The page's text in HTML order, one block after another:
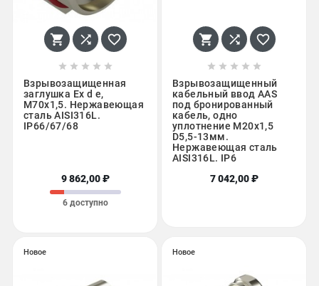
  
    
Взрывозащищенная
заглушка Ex d e,
М70x1,5. Нержавеющая
сталь AISI316L.
IP66/67/68
9 862,00 ₽
6 доступно
  
    
Взрывозащищенный
кабельный ввод AAS
под бронированный
кабель, одно
уплотнение M20х1,5
D5,5-13мм.
Нержавеющая сталь
AISI316L. IP6
7 042,00 ₽
Новое Новое